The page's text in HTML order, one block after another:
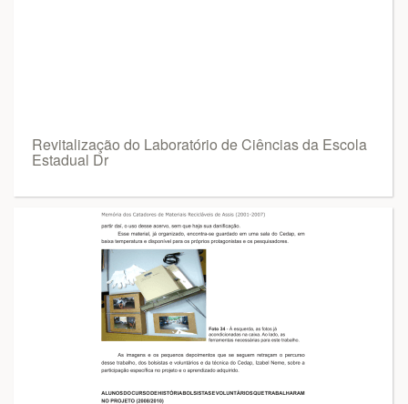
Revitalização do Laboratório de Ciências da Escola
Estadual Dr